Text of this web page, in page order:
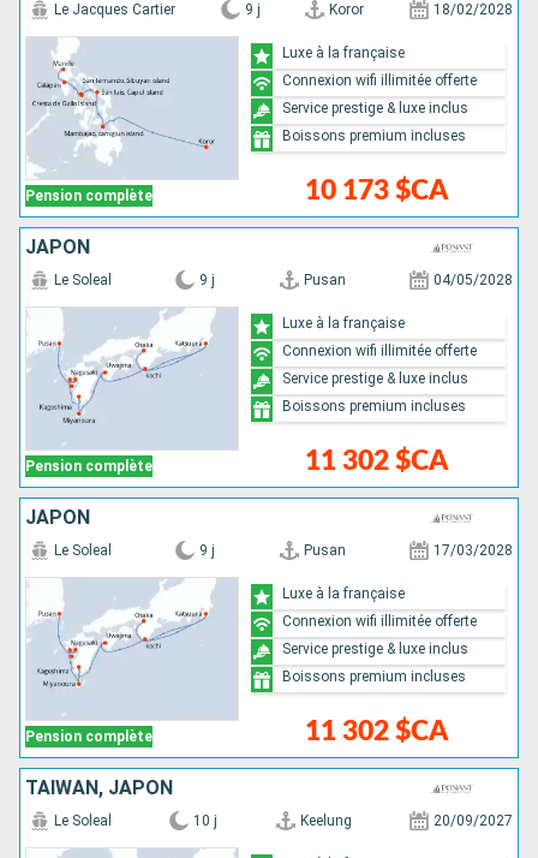
Pension complète
Le Jacques Cartier 9 j Koror 18/02/2028
10 173 $CA
Luxe à la française
Connexion wifi illimitée offerte
Service prestige & luxe inclus
Boissons premium incluses
JAPON
Pension complète
Le Soleal 9 j Pusan 04/05/2028
11 302 $CA
Luxe à la française
Connexion wifi illimitée offerte
Service prestige & luxe inclus
Boissons premium incluses
JAPON
Pension complète
Le Soleal 9 j Pusan 17/03/2028
11 302 $CA
Luxe à la française
Connexion wifi illimitée offerte
Service prestige & luxe inclus
Boissons premium incluses
TAÏWAN, JAPON
Le Soleal 10 j Keelung 20/09/2027